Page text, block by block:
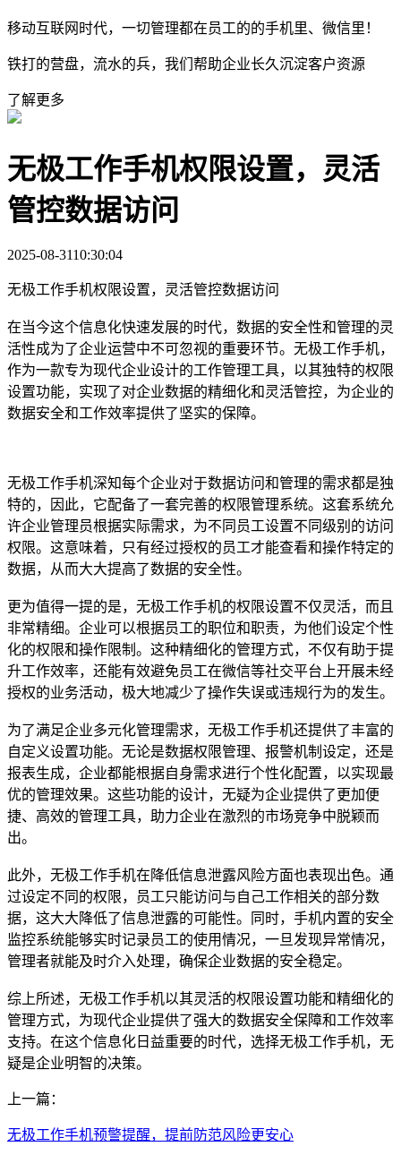
移动互联网时代，一切管理都在员工的的手机里、微信里！
铁打的营盘，流水的兵，我们帮助企业长久沉淀客户资源
了解更多
无极工作手机权限设置，灵活
管控数据访问
2025-08-3110:30:04
无极工作手机权限设置，灵活管控数据访问
在当今这个信息化快速发展的时代，数据的安全性和管理的灵
活性成为了企业运营中不可忽视的重要环节。无极工作手机，
作为一款专为现代企业设计的工作管理工具，以其独特的权限
设置功能，实现了对企业数据的精细化和灵活管控，为企业的
数据安全和工作效率提供了坚实的保障。
无极工作手机深知每个企业对于数据访问和管理的需求都是独
特的，因此，它配备了一套完善的权限管理系统。这套系统允
许企业管理员根据实际需求，为不同员工设置不同级别的访问
权限。这意味着，只有经过授权的员工才能查看和操作特定的
数据，从而大大提高了数据的安全性。
更为值得一提的是，无极工作手机的权限设置不仅灵活，而且
非常精细。企业可以根据员工的职位和职责，为他们设定个性
化的权限和操作限制。这种精细化的管理方式，不仅有助于提
升工作效率，还能有效避免员工在微信等社交平台上开展未经
授权的业务活动，极大地减少了操作失误或违规行为的发生。
为了满足企业多元化管理需求，无极工作手机还提供了丰富的
自定义设置功能。无论是数据权限管理、报警机制设定，还是
报表生成，企业都能根据自身需求进行个性化配置，以实现最
优的管理效果。这些功能的设计，无疑为企业提供了更加便
捷、高效的管理工具，助力企业在激烈的市场竞争中脱颖而
出。
此外，无极工作手机在降低信息泄露风险方面也表现出色。通
过设定不同的权限，员工只能访问与自己工作相关的部分数
据，这大大降低了信息泄露的可能性。同时，手机内置的安全
监控系统能够实时记录员工的使用情况，一旦发现异常情况，
管理者就能及时介入处理，确保企业数据的安全稳定。
综上所述，无极工作手机以其灵活的权限设置功能和精细化的
管理方式，为现代企业提供了强大的数据安全保障和工作效率
支持。在这个信息化日益重要的时代，选择无极工作手机，无
疑是企业明智的决策。
上一篇：
无极工作手机预警提醒，提前防范风险更安心